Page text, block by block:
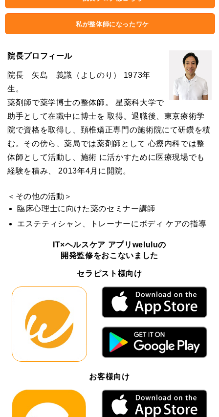
私が整体師になったワケ
院長プロフィール
院長 矢島 義識（よしのり） 1973年
生。
薬剤師で薬学博士の整体師。 星薬科大学で
助手として在職中に博士を 取得。退職後、東京療術学
院で資格を取得し、頚椎矯正専門の施術院にて研鑽を積
む。その傍ら、薬局では薬剤師として 心療内科では整
体師として活動し、施術 に活かすために医療現場でも
経験を積み、 2013年4月に開院。
＜その他の活動＞
臨床心理士に向けた薬のセミナー講師
エステティシャン、トレーナーにボディ ケアの指導
IT×ヘルスケア アプリweluluの
開発監修をおこないました
セラピスト様向け
お客様向け